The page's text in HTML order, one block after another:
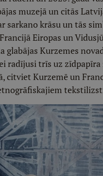
muzejā un citās
sarkano krāsu un tās
Eiropas un
glabājas Kurzemes
radījusi trīs uz
citviet Kurzemē un